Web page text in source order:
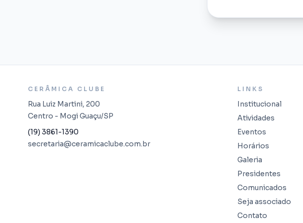
CERÂMICA CLUBE
Rua Luiz Martini, 200
Centro - Mogi Guaçu/SP
(19) 3861-1390
secretaria@ceramicaclube.com.br
LINKS
Institucional
Atividades
Eventos
Horários
Galeria
Presidentes
Comunicados
Seja associado
Contato